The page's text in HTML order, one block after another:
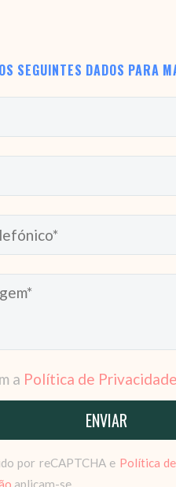
SEGUINTES DADOS PARA
a Política de Privacidade
por reCAPTCHA e Política
aplicam-se.